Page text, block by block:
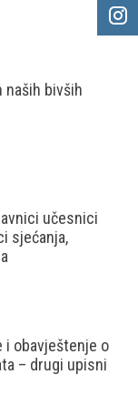
naših bivših
učesnici
sjećanja,
i obavještenje o
– drugi upisni